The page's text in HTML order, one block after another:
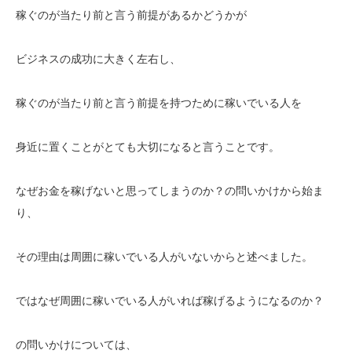
稼ぐのが当たり前と言う前提があるかどうかが
ビジネスの成功に大きく左右し、
稼ぐのが当たり前と言う前提を持つために稼いでいる人を
身近に置くことがとても大切になると言うことです。
なぜお金を稼げないと思ってしまうのか？の問いかけから始ま
り、
その理由は周囲に稼いでいる人がいないからと述べました。
ではなぜ周囲に稼いでいる人がいれば稼げるようになるのか？
の問いかけについては、